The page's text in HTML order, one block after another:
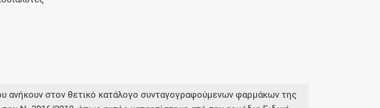
ανήκουν στον θετικό κατάλογο συνταγογραφούμενων φαρμάκων της